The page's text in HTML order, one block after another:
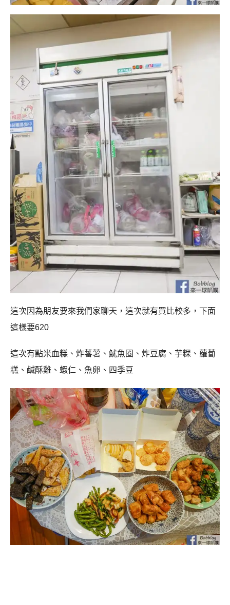
這次因為朋友要來我們家聊天，這次就有買比較多，下面
這樣要620
這次有點米血糕、炸蕃薯、魷魚圈、炸豆腐、芋粿、蘿蔔
糕、鹹酥雞、蝦仁、魚卵、四季豆